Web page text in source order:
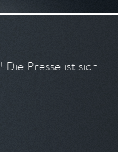
! Die Presse ist sich